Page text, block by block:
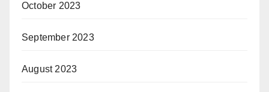
October 2023
September 2023
August 2023